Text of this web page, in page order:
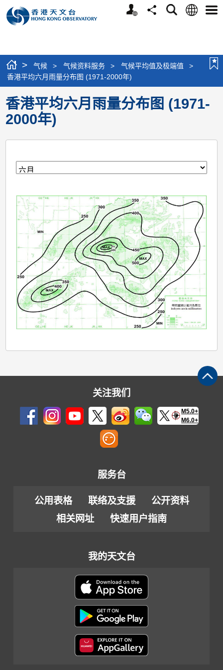
个
分
搜
语
选
> 气候 > 气候资料服务 > 气候平均值及极端值
>
香港平均六月雨量分布图 (1971-2000年)
香港平均六月雨量分布图 (1971-
2000年)
月
关注我们
M5.0+
M6.0+
服务台
公用表格 联络及支援
公开资料
相关网址
快速用户指南
我的天文台